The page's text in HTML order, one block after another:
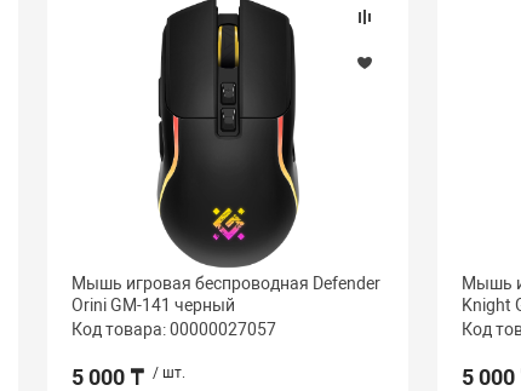
Мышь игровая беспроводная Defender
Orini GM-141 черный
Код товара: 00000027057
5 000 ₸ / шт.
Мышь
Knight
Код
5 000